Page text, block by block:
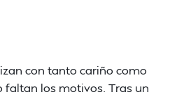
con tanto cariño como
faltan los motivos. Tras un